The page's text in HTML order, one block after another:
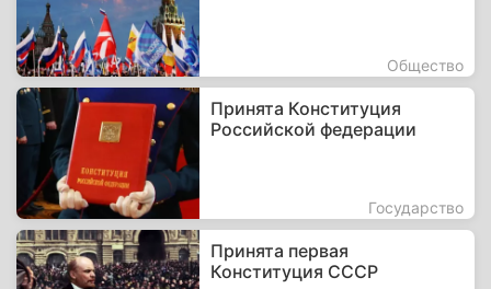
Общество
Принята Конституция
Российской федерации
Государство
Принята первая
Конституция СССР